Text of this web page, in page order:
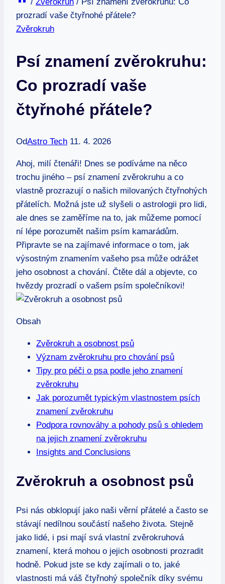
prozradí vaše čtyřnohé přátele?
Zvěrokruh
Psí znamení zvěrokruhu:
Co prozradí vaše
čtyřnohé přátele?
OdAstro Tech 11. 4. 2026
Ahoj, milí čtenáři! Dnes se podíváme na něco
trochu jiného – psí znamení zvěrokruhu a co
vlastně prozrazují o našich milovaných čtyřnohých
přátelích. Možná jste už slyšeli o astrologii pro lidi,
ale dnes se zaměříme na to, jak můžeme pomocí
ní lépe porozumět našim psím kamarádům.
Připravte se na zajímavé informace o tom, jak
výsostným znamením vašeho psa může odrážet
jeho osobnost a chování. Čtěte dál a objevte, co
hvězdy prozradí o vašem psím společníkovi!
Obsah
Zvěrokruh a osobnost psů
Význam zvěrokruhu pro chování psů
Tipy pro péči o psa podle jeho znamení
zvěrokruhu
Jak porozumět typickým vlastnostem psích
znamení zvěrokruhu
Podpora rovnováhy a pohody psů s ohledem
na jejich znamení zvěrokruhu
Insights and Conclusions
Zvěrokruh a osobnost psů
Psi nás obklopují jako naši věrní přátelé a často se
stávají nedílnou součástí našeho života. Stejně
jako lidé, i psi mají svá vlastní zvěrokruhová
znamení, která mohou o jejich osobnosti prozradit
hodně. Pokud jste se kdy zajímali o to, jaké
vlastnosti má váš čtyřnohý společník díky svému